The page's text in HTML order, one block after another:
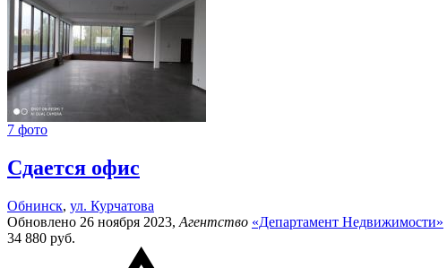
7 фото
Сдается офис
Обнинск, ул. Курчатова
Обновлено 26 ноября 2023, Агентство «Департамент Недвижимости»
34 880 руб.